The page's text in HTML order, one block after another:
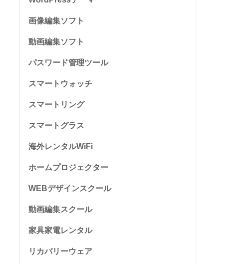
画像編集ソフト
動画編集ソフト
パスワード管理ツール
スマートウォッチ
スマートリング
スマートグラス
海外レンタルWiFi
ホームプロジェクター
WEBデザインスクール
動画編集スクール
家具家電レンタル
リカバリーウェア